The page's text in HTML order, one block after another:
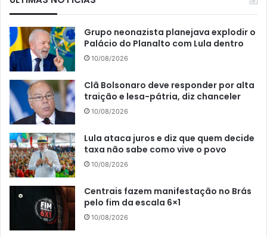
Grupo neonazista planejava explodir o
Palácio do Planalto com Lula dentro
10/08/2026
Clã Bolsonaro deve responder por alta
traição e lesa-pátria, diz chanceler
10/08/2026
Lula ataca juros e diz que quem decide
taxa não sabe como vive o povo
10/08/2026
Centrais fazem manifestação no Brás
pelo fim da escala 6×1
10/08/2026